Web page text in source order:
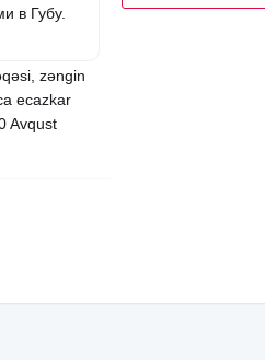
в Губу.
zəngin
ecazkar
Avqust